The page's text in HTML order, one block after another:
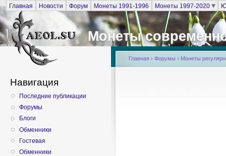
Главная Новости Форум Монеты 1991-1996 Монеты 1997-2020
Монеты
Навигация
Последние публикации
Форумы
Блоги
Обменники
Гостевая
Обменники
Главная › Форумы › Монеты